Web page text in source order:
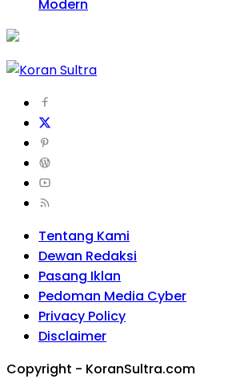
Modern
Tentang Kami
Dewan Redaksi
Pasang Iklan
Pedoman Media Cyber
Privacy Policy
Disclaimer
Copyright - KoranSultra.com